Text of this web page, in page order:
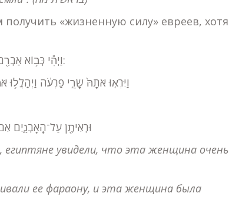
«жизненную силу» евреев, хотя
(יד) וַיְהִ֕י כְּב֥וֹא אַבְרָ֖ם מִצְרָ֑יְמָה וַיִּרְא֤וּ הַמִּצְרִים֙ אֶת־הָ֣אִשָּׁ֔ה כִּֽי־יָפָ֥ה הִ֖וא מְאֹֽד:
(טו) וַיִּרְא֤וּ אֹתָהּ֙ שָׂרֵ֣י פַרְעֹ֔ה
(טז) …וּרְאִיתֶ֖ן
увидели, что эта женщина очень
ее фараону, и эта женщина была